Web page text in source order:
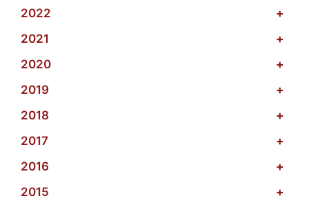
2022
+
2021
+
2020
+
2019
+
2018
+
2017
+
2016
+
2015
+